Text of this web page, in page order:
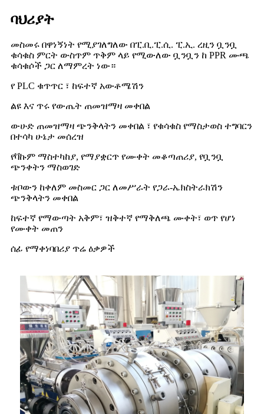
ባህሪያት
መስመሩ በዋነኝነት የሚያገለግለው በፒ.ቢ.ፒ.ሲ. ፒ.ኢ. ረዚን ቧንቧ
ቁሳቁስ ምርት ውስጥም ጥቅም ላይ የሚውለው ቧንቧን ከ PPR ሙጫ
ቁሳቁሶች ጋር ለማምረት ነው።
የ PLC ቁጥጥር ፣ ከፍተኛ አውቶሜሽን
ልዩ እና ጥሩ የውጤት ጠመዝማዛ መቀበል
ውሁድ ጠመዝማዛ ጭንቅላትን መቀበል ፣ የቁሳቁስ የማስታወስ ተግባርን
በተሳካ ሁኔታ መሰረዝ
የቫኩም ማስተካከያ, የማያቋርጥ የሙቀት መቆጣጠሪያ, የቧንቧ
ጭንቀትን ማስወገድ
ቱቦውን ከቀለም መስመር ጋር ለመሥራት የጋራ-ኤክስትራክሽን
ጭንቅላትን መቀበል
ከፍተኛ የማውጣት አቅም፣ ዝቅተኛ የማቅለጫ ሙቀት፣ ወጥ የሆነ
የሙቀት መጠን
ሰፊ የማቀነባበሪያ ጥሬ ዕቃዎች